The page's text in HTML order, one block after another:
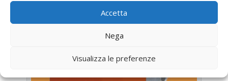
Accetta
Nega
Visualizza le preferenze
Vaillant